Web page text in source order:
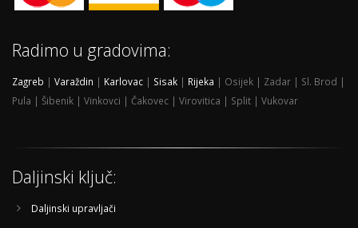
Radimo u gradovima:
Zagreb | Varaždin | Karlovac | Sisak | Rijeka | Osijek | Zadar | Sl. Brod |
Pula | Šibenik | Vinkovci | Čakovec | Virovitica | Split | Vukovar
Daljinski ključ:
Daljinski upravljači